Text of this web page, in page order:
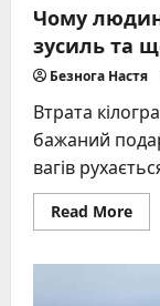
Чому
зусиль та
Безнога Настя
Втрата
бажаний
вагів
Read MoreRead